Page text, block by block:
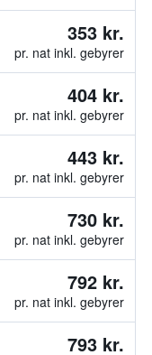
353 kr.
pr. nat inkl. gebyrer
404 kr.
pr. nat inkl. gebyrer
443 kr.
pr. nat inkl. gebyrer
730 kr.
pr. nat inkl. gebyrer
792 kr.
pr. nat inkl. gebyrer
793 kr.